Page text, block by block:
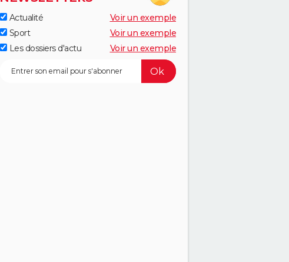
Actualité
Voir un exemple
Sport
Voir un exemple
Les dossiers d'actu
Voir un exemple